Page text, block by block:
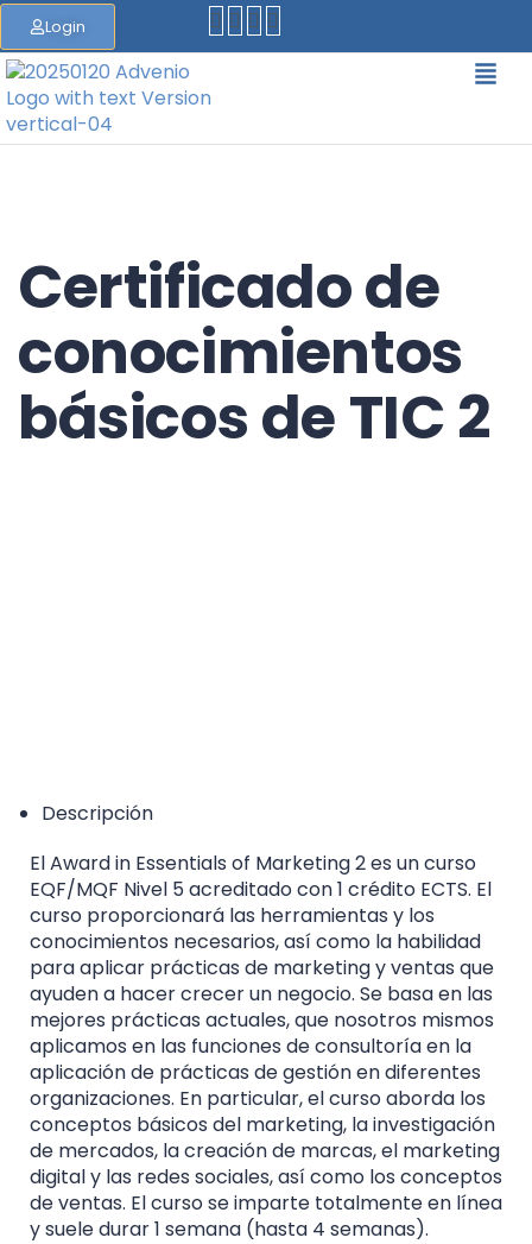
Login
Certificado de
conocimientos
básicos de TIC 2
Descripción
El Award in Essentials of Marketing 2 es un curso
EQF/MQF Nivel 5 acreditado con 1 crédito ECTS. El
curso proporcionará las herramientas y los
conocimientos necesarios, así como la habilidad
para aplicar prácticas de marketing y ventas que
ayuden a hacer crecer un negocio. Se basa en las
mejores prácticas actuales, que nosotros mismos
aplicamos en las funciones de consultoría en la
aplicación de prácticas de gestión en diferentes
organizaciones. En particular, el curso aborda los
conceptos básicos del marketing, la investigación
de mercados, la creación de marcas, el marketing
digital y las redes sociales, así como los conceptos
de ventas. El curso se imparte totalmente en línea
y suele durar 1 semana (hasta 4 semanas).